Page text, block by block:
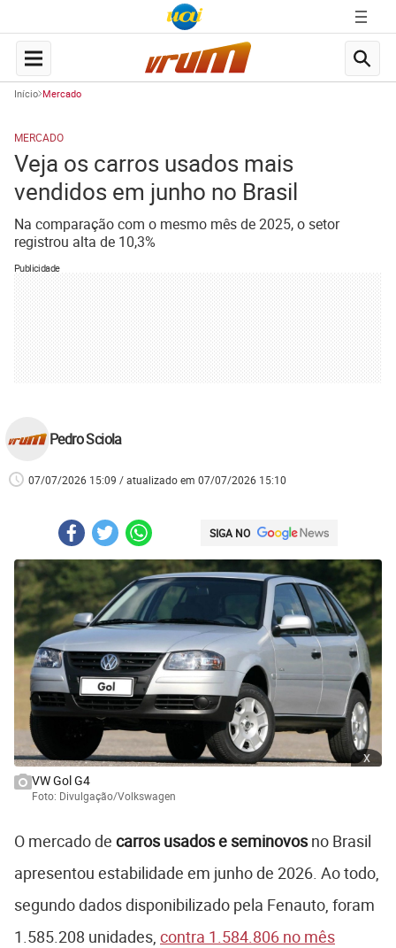
Início Mercado
MERCADO
Veja os carros usados mais
vendidos em junho no Brasil
Na comparação com o mesmo mês de 2025, o setor
registrou alta de 10,3%
Publicidade
Pedro Sciola
07/07/2026 15:09 / atualizado em 07/07/2026 15:10
SIGA NO
x
VW Gol G4
Foto: Divulgação/Volkswagen
O mercado de carros usados e seminovos no Brasil
apresentou estabilidade em junho de 2026. Ao todo,
segundo dados disponibilizado pela Fenauto, foram
1.585.208 unidades, contra 1.584.806 no mês